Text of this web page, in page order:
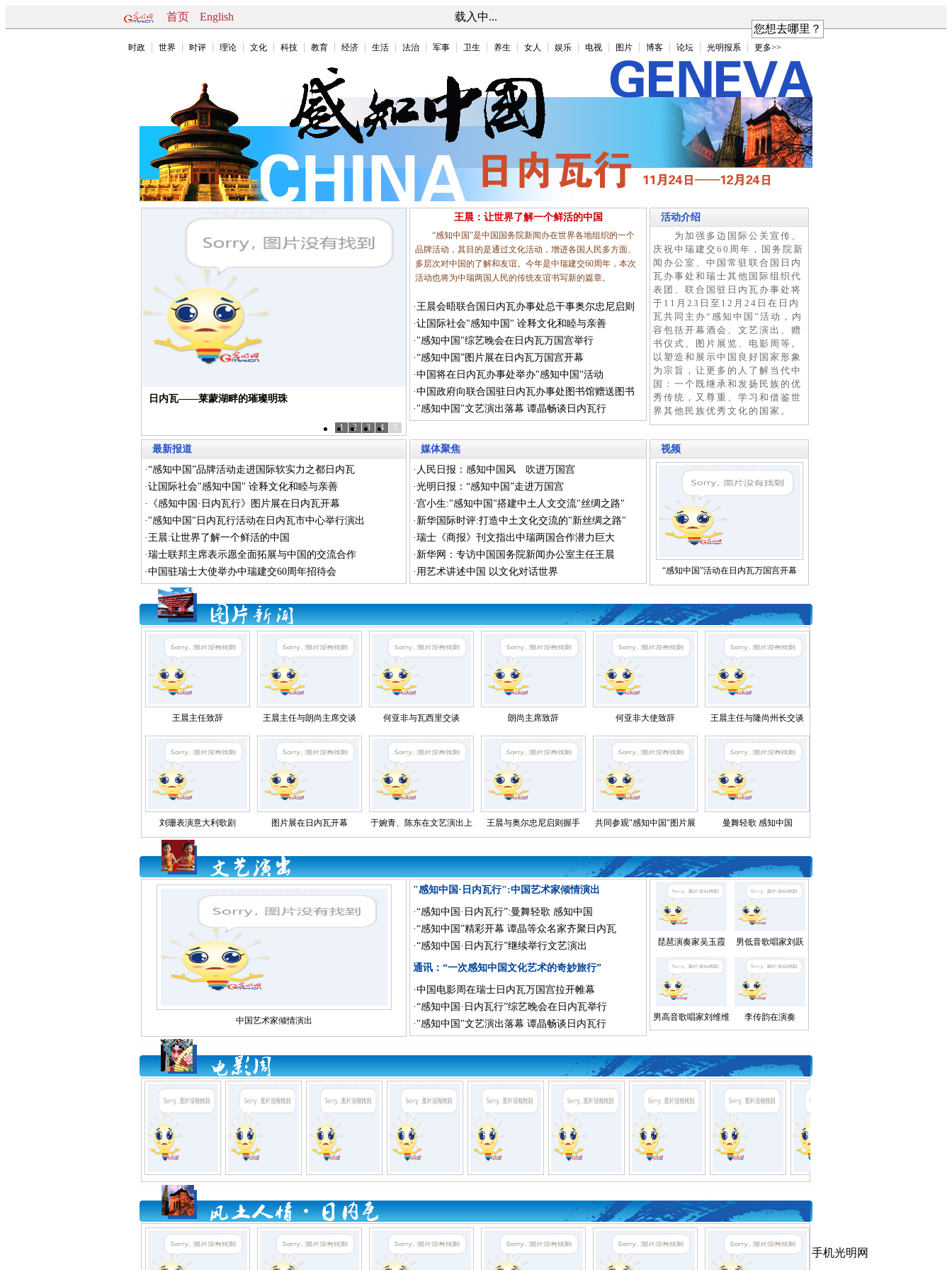
首页 English
载入中...
您想去哪里？
时政 世界 时评 理论 文化 科技 教育 经济 生活 法治 军事 卫生 养生 女人 娱乐 电视 图片 博客 论坛 光明报系 更多>>
日内瓦——莱蒙湖畔的璀璨明珠
1 2 3 4 5
王晨：让世界了解一个鲜活的中国
“感知中国”是中国国务院新闻办在世界各地组织的一个
品牌活动，其目的是通过文化活动，增进各国人民多方面、
多层次对中国的了解和友谊。今年是中瑞建交60周年，本次
活动也将为中瑞两国人民的传统友谊书写新的篇章。
·王晨会晤联合国日内瓦办事处总干事奥尔忠尼启则
·让国际社会"感知中国" 诠释文化和睦与亲善
· "感知中国"综艺晚会在日内瓦万国宫举行
·“感知中国”图片展在日内瓦万国宫开幕
·中国将在日内瓦办事处举办"感知中国"活动
·中国政府向联合国驻日内瓦办事处图书馆赠送图书
· "感知中国"文艺演出落幕 谭晶畅谈日内瓦行
活动介绍
为加强多边国际公关宣传、
庆祝中瑞建交60周年，国务院新
闻办公室、中国常驻联合国日内
瓦办事处和瑞士其他国际组织代
表团、联合国驻日内瓦办事处将
于11月23日至12月24日在日内
瓦共同主办“感知中国”活动，内
容包括开幕酒会、文艺演出、赠
书仪式、图片展览、电影周等。
以塑造和展示中国良好国家形象
为宗旨，让更多的人了解当代中
国：一个既继承和发扬民族的优
秀传统，又尊重、学习和借鉴世
界其他民族优秀文化的国家。
最新报道
·“感知中国”品牌活动走进国际软实力之都日内瓦
·让国际社会"感知中国" 诠释文化和睦与亲善
·
《感知中国·日内瓦行》图片展在日内瓦开幕
· "感知中国"日内瓦行活动在日内瓦市中心举行演出
·王晨:让世界了解一个鲜活的中国
·瑞士联邦主席表示愿全面拓展与中国的交流合作
·中国驻瑞士大使举办中瑞建交60周年招待会
媒体聚焦
· 人民日报：感知中国风 吹进万国宫
·光明日报：“感知中国”走进万国宫
·宫小生:"感知中国"搭建中土人文交流"丝绸之路"
· 新华国际时评:打造中土文化交流的"新丝绸之路"
·瑞士《商报》刊文指出中瑞两国合作潜力巨大
· 新华网：专访中国国务院新闻办公室主任王晨
· 用艺术讲述中国 以文化对话世界
视频
“感知中国”活动在日内瓦万国宫开幕
王晨主任致辞 王晨主任与朗尚主席交谈 何亚非与瓦西里交谈 朗尚主席致辞 何亚非大使致辞 王晨主任与隆尚州长交谈
刘珊表演意大利歌剧 图片展在日内瓦开幕 于婉青、陈东在文艺演出上 王晨与奥尔忠尼启则握手 共同参观"感知中国"图片展 曼舞轻歌 感知中国
中国艺术家倾情演出
"感知中国·日内瓦行":中国艺术家倾情演出
·“感知中国·日内瓦行”:曼舞轻歌 感知中国
·“感知中国”精彩开幕 谭晶等众名家齐聚日内瓦
·“感知中国·日内瓦行”继续举行文艺演出
通讯：“一次感知中国文化艺术的奇妙旅行”
·中国电影周在瑞士日内瓦万国宫拉开帷幕
·“感知中国·日内瓦行”综艺晚会在日内瓦举行
· "感知中国"文艺演出落幕 谭晶畅谈日内瓦行
琵琶演奏家吴玉霞 男低音歌唱家刘跃
男高音歌唱家刘维维 李传韵在演奏
手机光明网